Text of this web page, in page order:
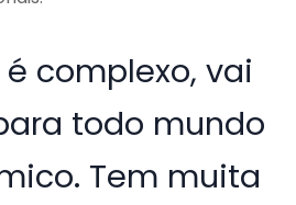
é complexo, vai
todo mundo
Tem muita